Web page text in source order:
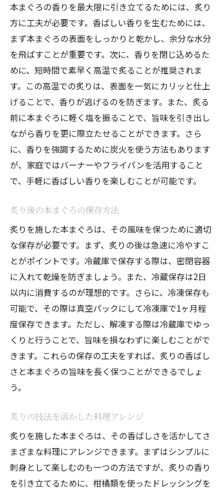
本まぐろの香りを最大限に引き立てるためには、炙り
方に工夫が必要です。香ばしい香りを生むためには、
まず本まぐろの表面をしっかりと乾かし、余分な水分
を飛ばすことが重要です。次に、香りを閉じ込めるた
めに、短時間で素早く高温で炙ることが推奨されま
す。この高温での炙りは、表面を一気にカリッと仕上
げることで、香りが逃げるのを防ぎます。また、炙る
前に本まぐろに軽く塩を振ることで、旨味を引き出し
ながら香りを更に際立たせることができます。さら
に、香りを強調するために炭火を使う方法もあります
が、家庭ではバーナーやフライパンを活用すること
で、手軽に香ばしい香りを楽しむことが可能です。
炙り後の本まぐろの保存方法
炙りを施した本まぐろは、その風味を保つために適切
な保存が必要です。まず、炙りの後は急速に冷やすこ
とがポイントです。冷蔵庫で保存する際は、密閉容器
に入れて乾燥を防ぎましょう。また、冷蔵保存は2日
以内に消費するのが理想的です。さらに、冷凍保存も
可能で、その際は真空パックにして冷凍庫で1ヶ月程
度保存できます。ただし、解凍する際は冷蔵庫でゆっ
くりと行うことで、旨味を損なわずに楽しむことがで
きます。これらの保存の工夫をすれば、炙りの香ばし
さと本まぐろの旨味を長く保つことができるでしょ
う。
炙りの技法を活かした料理アレンジ
炙りを施した本まぐろは、その香ばしさを活かしてさ
まざまな料理にアレンジできます。まずはシンプルに
刺身として楽しむのも一つの方法ですが、炙りの香り
を引き立てるために、柑橘類を使ったドレッシングを